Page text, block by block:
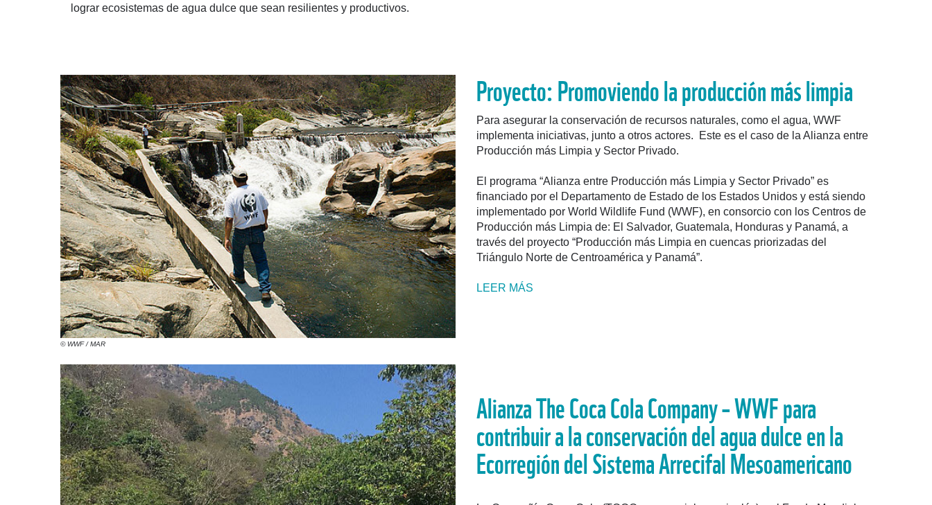
lograr ecosistemas de agua dulce que sean resilientes y productivos.
© WWF / MAR
Proyecto: Promoviendo la producción más limpia
Para asegurar la conservación de recursos naturales, como el agua, WWF
implementa iniciativas, junto a otros actores. Este es el caso de la Alianza entre
Producción más Limpia y Sector Privado.
El programa “Alianza entre Producción más Limpia y Sector Privado” es
financiado por el Departamento de Estado de los Estados Unidos y está siendo
implementado por World Wildlife Fund (WWF), en consorcio con los Centros de
Producción más Limpia de: El Salvador, Guatemala, Honduras y Panamá, a
través del proyecto “Producción más Limpia en cuencas priorizadas del
Triángulo Norte de Centroamérica y Panamá”.
LEER MÁS
Alianza The Coca Cola Company – WWF para
contribuir a la conservación del agua dulce en la
Ecorregión del Sistema Arrecifal Mesoamericano